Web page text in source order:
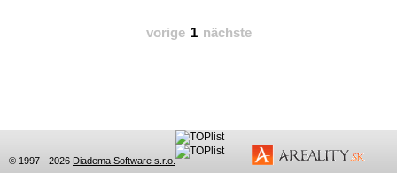
vorige 1 nächste
© 1997 - 2026 Diadema Software s.r.o.